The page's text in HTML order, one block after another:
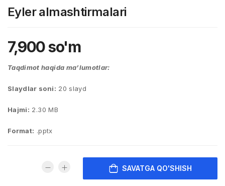
Eyler almashtirmalari
7,900so'm
Taqdimot haqida ma’lumotlar:
Slaydlar soni: 20 slayd
Hajmi: 2.30 MB
Format: .pptx
SAVATGA QO'SHISH